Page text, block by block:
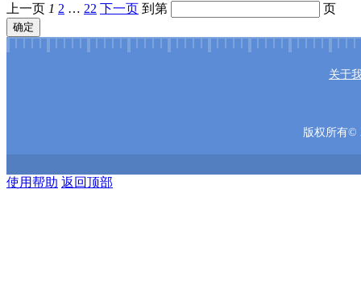
上一页 1 2 … 22 下一页 到第 页
确定
关于
版权所有©
使用帮助 返回顶部